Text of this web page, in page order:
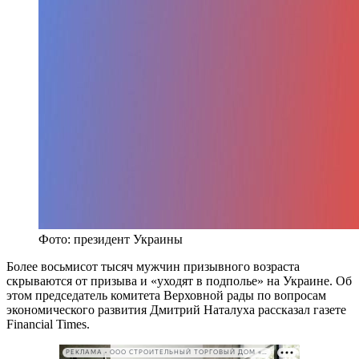
Фото: президент Украины
Более восьмисот тысяч мужчин призывного возраста
скрываются от призыва и «уходят в подполье» на Украине. Об
этом председатель комитета Верховной рады по вопросам
экономического развития Дмитрий Наталуха рассказал газете
Financial Times.
РЕКЛАМА • ООО СТРОИТЕЛЬНЫЙ ТОРГОВЫЙ ДОМ «ПЕТРОВИЧ». ИНН: 7802348846